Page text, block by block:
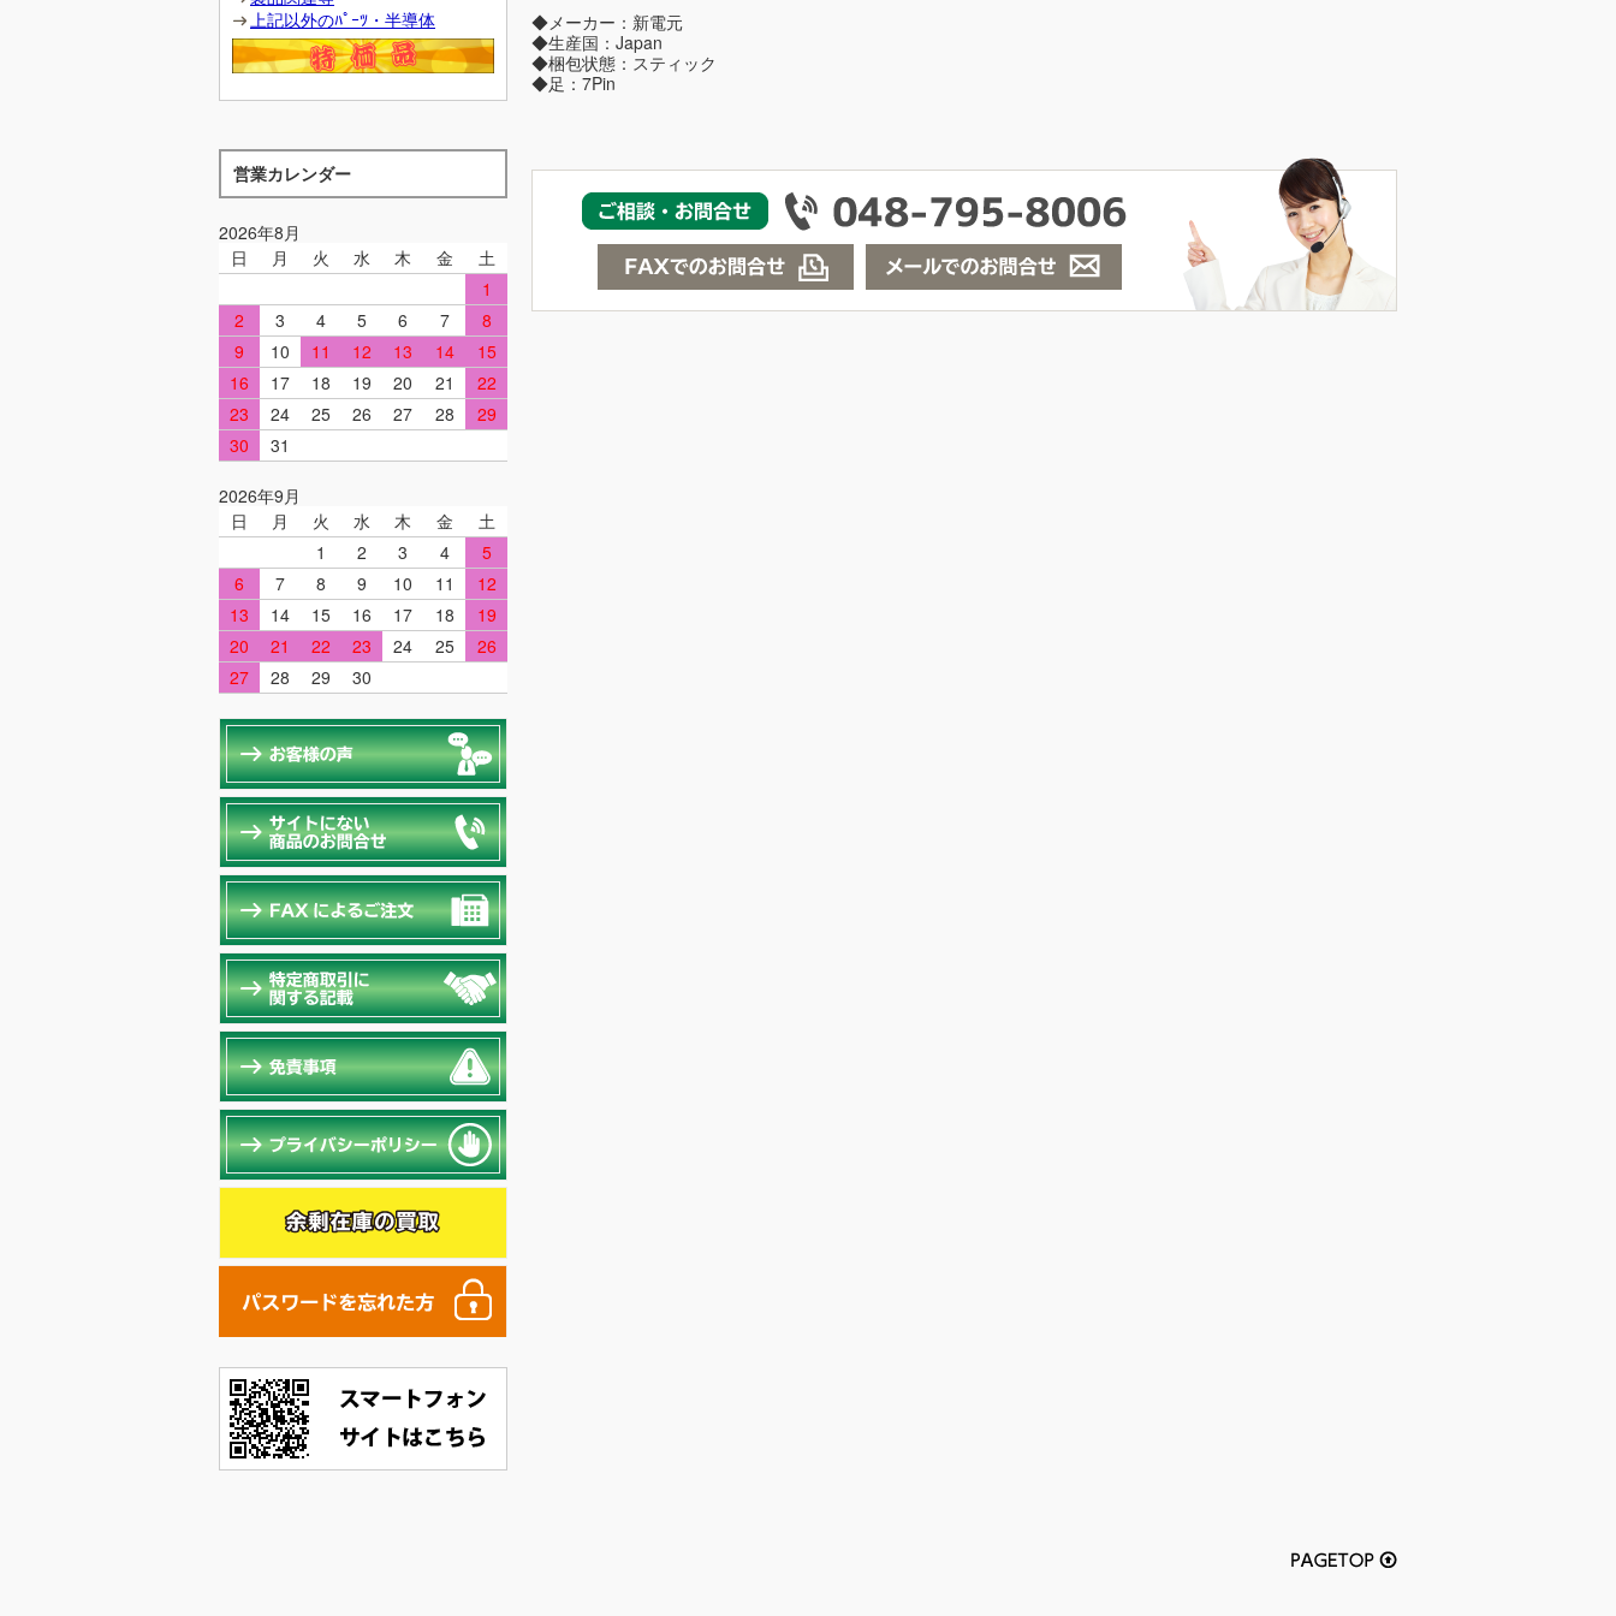
上記以外のﾊﾟｰﾂ・半導体
営業カレンダー
2026年8月
日
月 火 水 木 金
土
1
2
3 4 5 6 7
8
9
10 11 12 13 14
15
16
17 18 19 20 21
22
23
24 25 26 27 28
29
30
31
2026年9月
日
月 火 水 木 金
土
1
2 3 4
5
6
7 8 9 10 11
12
13
14 15 16 17 18
19
20
21 22 23 24 25
26
27
28 29 30
◆メーカー：新電元
◆生産国：Japan
◆梱包状態：スティック
◆足：7Pin